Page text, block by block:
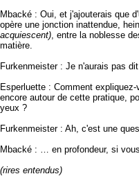
Mbacké : Oui, et j'ajouterais que
opère une jonction inattendue,
acquiescent), entre la noblesse
matière.
Furkenmeister : Je n'aurais pas
Esperluette : Comment
encore autour de cette pratique,
yeux ?
Furkenmeister : Ah, c'est une
Mbacké : … en profondeur, si
(rires entendus)